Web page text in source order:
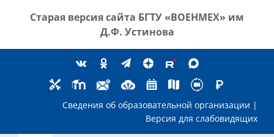
Старая версия сайта БГТУ «ВОЕНМЕХ» им
Д.Ф. Устинова
Сведения об образовательной